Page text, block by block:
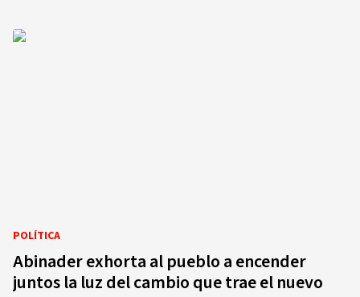
POLÍTICA
Abinader exhorta al pueblo a encender
juntos la luz del cambio que trae el nuevo